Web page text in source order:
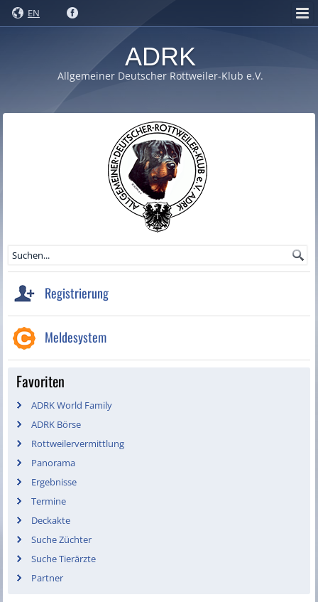
EN
ADRK
Allgemeiner Deutscher Rottweiler-Klub e.V.
Registrierung
Meldesystem
Favoriten
ADRK World Family
ADRK Börse
Rottweilervermittlung
Panorama
Ergebnisse
Termine
Deckakte
Suche Züchter
Suche Tierärzte
Partner